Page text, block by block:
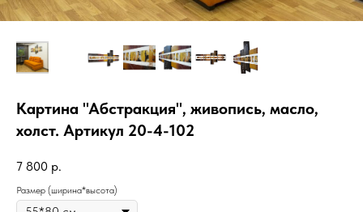
Картина "Абстракция", живопись, масло,
холст. Артикул 20-4-102
7 800 р.
Размер (ширина*высота)